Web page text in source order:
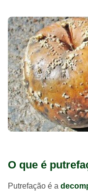
O que é
Putrefação é a